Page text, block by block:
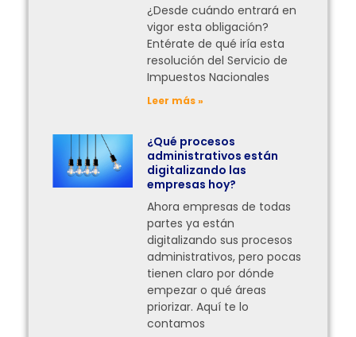
¿Desde cuándo entrará en
vigor esta obligación?
Entérate de qué iría esta
resolución del Servicio de
Impuestos Nacionales
Leer más »
¿Qué procesos
administrativos están
digitalizando las
empresas hoy?
Ahora empresas de todas
partes ya están
digitalizando sus procesos
administrativos, pero pocas
tienen claro por dónde
empezar o qué áreas
priorizar. Aquí te lo
contamos